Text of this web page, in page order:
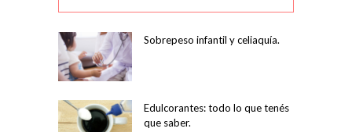
Sobrepeso infantil y celiaquía.
Edulcorantes: todo lo que tenés
que saber.